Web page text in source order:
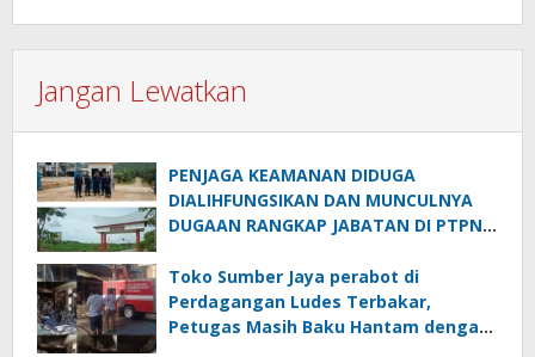
Jangan Lewatkan
PENJAGA KEAMANAN DIDUGA
DIALIHFUNGSIKAN DAN MUNCULNYA
DUGAAN RANGKAP JABATAN DI PTPN
MAYANG
Toko Sumber Jaya perabot di
Perdagangan Ludes Terbakar,
Petugas Masih Baku Hantam dengan